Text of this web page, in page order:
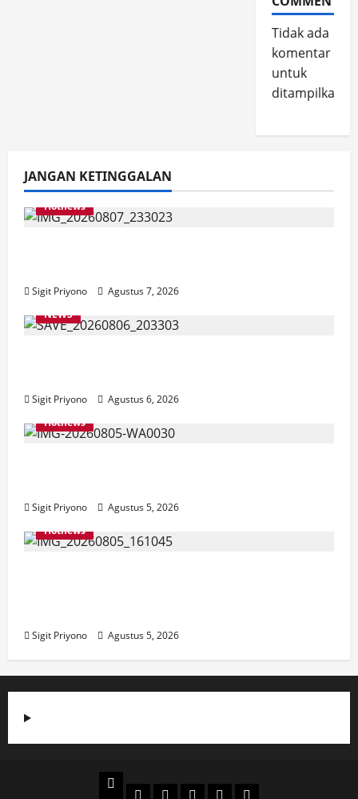
Tidak ada
komentar
untuk
ditampilkan.
JANGAN KETINGGALAN
Hotnews
Sigit Priyono
Agustus 7, 2026
NEWS
Sigit Priyono
Agustus 6, 2026
Hotnews
Sigit Priyono
Agustus 5, 2026
Hotnews
Sigit Priyono Agustus 5, 2026
Beranda
PolitikOtomotifEkonomiSosialtentang